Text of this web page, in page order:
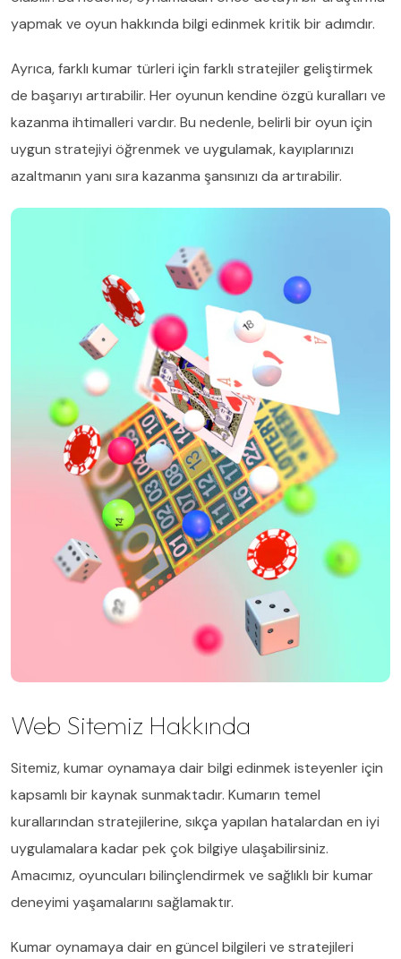
yapmak ve oyun hakkında bilgi edinmek kritik bir adımdır.
Ayrıca, farklı kumar türleri için farklı stratejiler geliştirmek
de başarıyı artırabilir. Her oyunun kendine özgü kuralları ve
kazanma ihtimalleri vardır. Bu nedenle, belirli bir oyun için
uygun stratejiyi öğrenmek ve uygulamak, kayıplarınızı
azaltmanın yanı sıra kazanma şansınızı da artırabilir.
Web Sitemiz Hakkında
Sitemiz, kumar oynamaya dair bilgi edinmek isteyenler için
kapsamlı bir kaynak sunmaktadır. Kumarın temel
kurallarından stratejilerine, sıkça yapılan hatalardan en iyi
uygulamalara kadar pek çok bilgiye ulaşabilirsiniz.
Amacımız, oyuncuları bilinçlendirmek ve sağlıklı bir kumar
deneyimi yaşamalarını sağlamaktır.
Kumar oynamaya dair en güncel bilgileri ve stratejileri